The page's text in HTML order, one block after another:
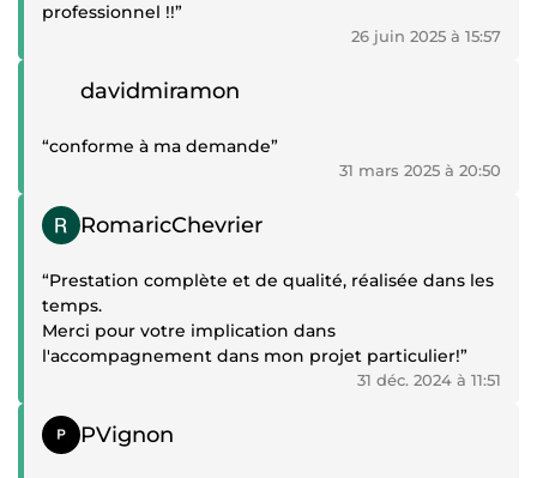
professionnel !!”
26 juin 2025 à 15:57
Témoignage positif
davidmiramon
“conforme à ma demande”
31 mars 2025 à 20:50
Témoignage positif
RomaricChevrier
“Prestation complète et de qualité, réalisée dans les
temps.
Merci pour votre implication dans
l'accompagnement dans mon projet particulier!”
31 déc. 2024 à 11:51
Témoignage positif
PVignon